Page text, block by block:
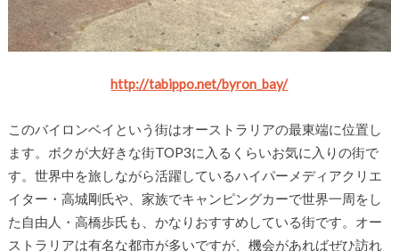
http://tabippo.net/byron_bay/
このバイロンベイという街はオーストラリアの最東端に位置し
ます。ボクが大好きな街TOP3に入るくらいお気に入りの街で
す。世界中を旅しながら活躍しているハイパーメディアクリエ
イター・高城剛氏や、家族でキャンピングカーで世界一周をし
た自由人・高橋歩氏も、かなりおすすめしている街です。オー
ストラリアは有名な都市が多いですが、機会があればぜひ訪れ